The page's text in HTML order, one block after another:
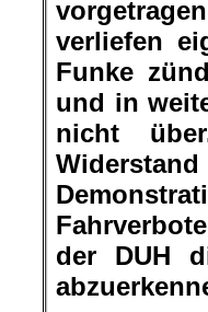
verliefen
Funke
und in
nicht
der DUH